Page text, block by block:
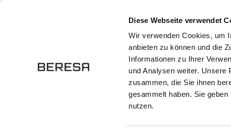
Diese Webseite verwendet
Wir verwenden Cookies, um
anbieten zu können und die
Informationen zu Ihrer
und Analysen weiter. Unsere
zusammen, die Sie ihnen
gesammelt haben. Sie
nutzen.
Sportwagen / Coupé